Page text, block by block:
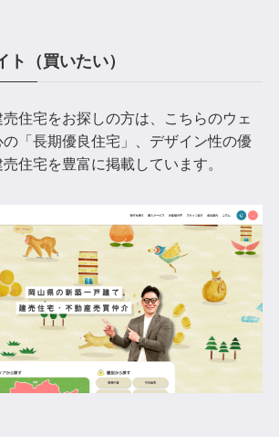
（買いたい）
住宅をお探しの方は、こちらのウェ
「長期優良住宅」、デザイン性の優
住宅を豊富に掲載しています。